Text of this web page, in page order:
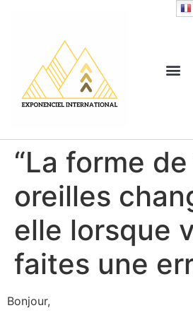
“La forme
oreilles
elle lorsque
faites une
Bonjour,